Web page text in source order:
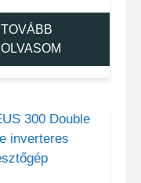
TOVÁBB
OLVASOM